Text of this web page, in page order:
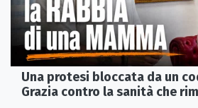
Una protesi bloccata da un
Grazia contro la sanità che